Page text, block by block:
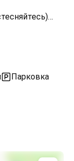
чистый и
Также
в
Парковка